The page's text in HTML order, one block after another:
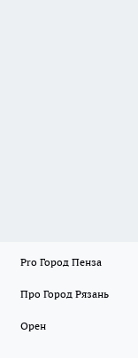
Pro Город Пенза
Про Город Рязань
Орен